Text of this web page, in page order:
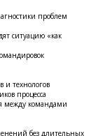
проблем
ситуацию «как
и технологов
процесса
между командами
без длительных